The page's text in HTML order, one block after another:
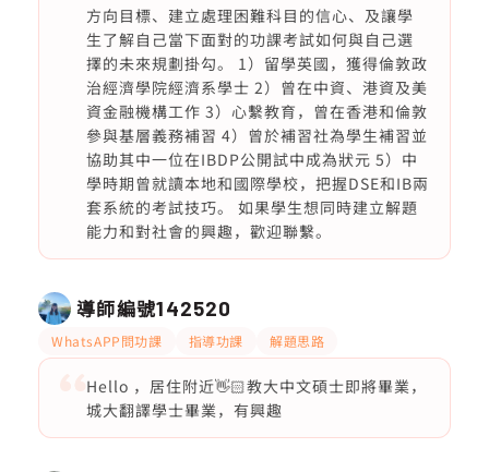
方向目標、建立處理困難科目的信心、及讓學
生了解自己當下面對的功課考試如何與自己選
擇的未來規劃掛勾。 1）留學英國，獲得倫敦政
治經濟學院經濟系學士 2）曾在中資、港資及美
資金融機構工作 3）心繫教育，曾在香港和倫敦
參與基層義務補習 4）曾於補習社為學生補習並
協助其中一位在IBDP公開試中成為狀元 5）中
學時期曾就讀本地和國際學校，把握DSE和IB兩
套系統的考試技巧。 如果學生想同時建立解題
能力和對社會的興趣，歡迎聯繫。
導師編號142520
WhatsAPP問功課 指導功課 解題思路
Hello ，居住附近👋🏻教大中文碩士即將畢業，
城大翻譯學士畢業，有興趣